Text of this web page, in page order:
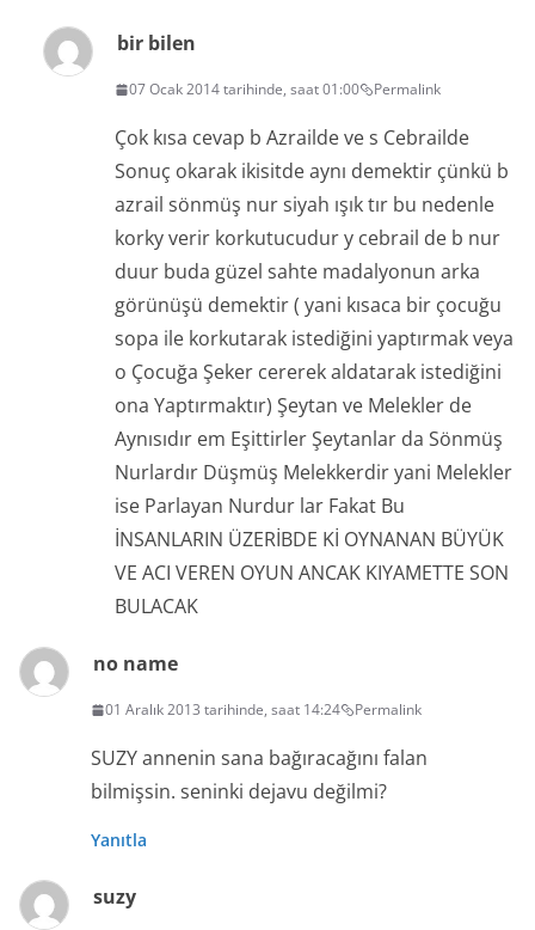
bir bilen
07 Ocak 2014 tarihinde, saat 01:00 Permalink
Çok kısa cevap b Azrailde ve s Cebrailde
Sonuç okarak ikisitde aynı demektir çünkü b
azrail sönmüş nur siyah ışık tır bu nedenle
korky verir korkutucudur y cebrail de b nur
duur buda güzel sahte madalyonun arka
görünüşü demektir ( yani kısaca bir çocuğu
sopa ile korkutarak istediğini yaptırmak veya
o Çocuğa Şeker cererek aldatarak istediğini
ona Yaptırmaktır) Şeytan ve Melekler de
Aynısıdır em Eşittirler Şeytanlar da Sönmüş
Nurlardır Düşmüş Melekkerdir yani Melekler
ise Parlayan Nurdur lar Fakat Bu
İNSANLARIN ÜZERİBDE Kİ OYNANAN BÜYÜK
VE ACI VEREN OYUN ANCAK KIYAMETTE SON
BULACAK
no name
01 Aralık 2013 tarihinde, saat 14:24 Permalink
SUZY annenin sana bağıracağını falan
bilmişsin. seninki dejavu değilmi?
Yanıtla
suzy